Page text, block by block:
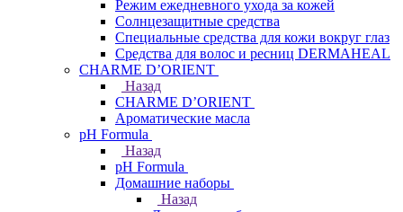
Режим ежедневного ухода за кожей
Солнцезащитные средства
Специальные средства для кожи вокруг глаз
Средства для волос и ресниц DERMAHEAL
CHARME D’ORIENT
Назад
CHARME D’ORIENT
Ароматические масла
pH Formula
Назад
pH Formula
Домашние наборы
Назад